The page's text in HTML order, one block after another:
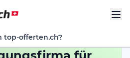
top-offerten.ch?